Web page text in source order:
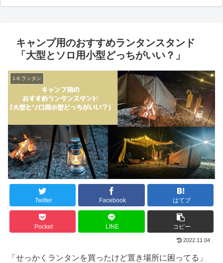
キャンプ用のおすすめランタンスタンド
「大型とソロ用小型どっちがいい？」
1-6.ランタン
Twitter Facebook はてブ
Pocket LINE コピー
2022.11.04
「せっかくランタンを買ったけど置き場所に困ってる」